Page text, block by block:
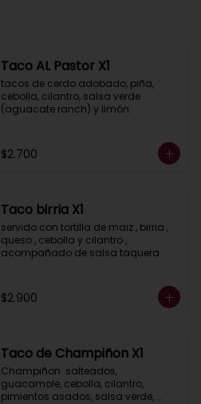
Taco AL Pastor X1
tacos de cerdo adobado, piña,
cebolla, cilantro, salsa verde
(aguacate ranch) y limón.
$2.700
Taco birria X1
servido con tortilla de maiz , birria ,
queso , cebolla y cilantro ,
acompañado de salsa taquera .
$2.900
Taco de Champiñon X1
Champiñon  salteados,
guacamole, cebolla, cilantro,
pimientos asados, salsa verde,